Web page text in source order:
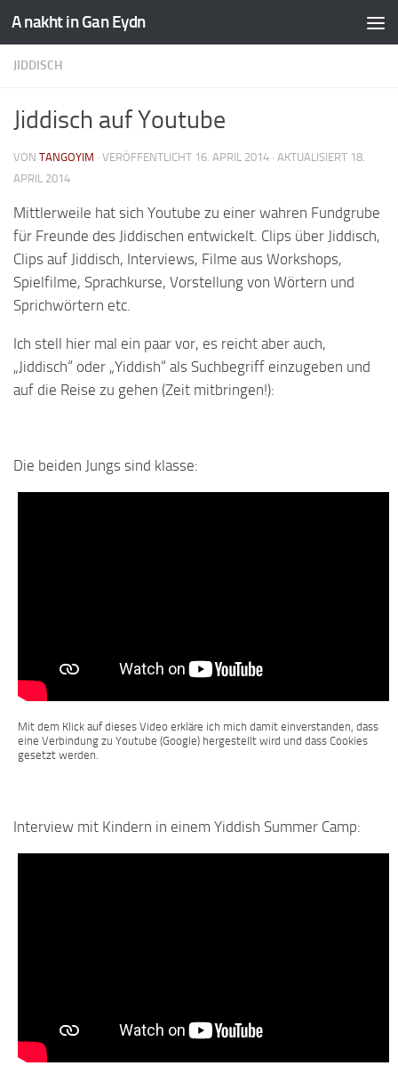
A nakht in Gan Eydn
JIDDISCH
Jiddisch auf Youtube
VON TANGOYIM · VERÖFFENTLICHT 16. APRIL 2014 · AKTUALISIERT 18.
APRIL 2014
Mittlerweile hat sich Youtube zu einer wahren Fundgrube
für Freunde des Jiddischen entwickelt. Clips über Jiddisch,
Clips auf Jiddisch, Interviews, Filme aus Workshops,
Spielfilme, Sprachkurse, Vorstellung von Wörtern und
Sprichwörtern etc.
Ich stell hier mal ein paar vor, es reicht aber auch,
„Jiddisch“ oder „Yiddish“ als Suchbegriff einzugeben und
auf die Reise zu gehen (Zeit mitbringen!):
Die beiden Jungs sind klasse:
Mit dem Klick auf dieses Video erkläre ich mich damit einverstanden, dass
eine Verbindung zu Youtube (Google) hergestellt wird und dass Cookies
gesetzt werden.
Interview mit Kindern in einem Yiddish Summer Camp: